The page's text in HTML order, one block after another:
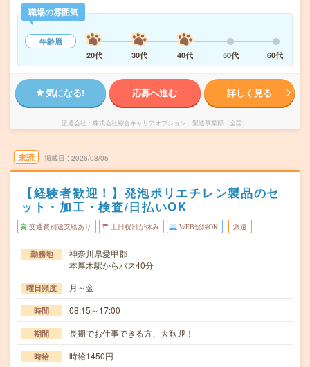
職場の雰囲気
年齢層
20代
30代 40代 50代 60代
気になる! 応募へ進む 詳しく見る
派遣会社 株式会社綜合キャリアオプション 製造事業部（全国）
未読 掲載日 2026/08/05
【経験者歓迎！】発泡ポリエチレン製品のセ
ット・加工・検査/日払いOK
交通費別途支給あり 土日祝日が休み WEB登録OK 派遣
勤務地
神奈川県愛甲郡
本厚木駅からバス40分
曜日頻度 月～金
時間 08:15～17:00
期間 長期でお仕事できる方、大歓迎！
時給 時給1450円